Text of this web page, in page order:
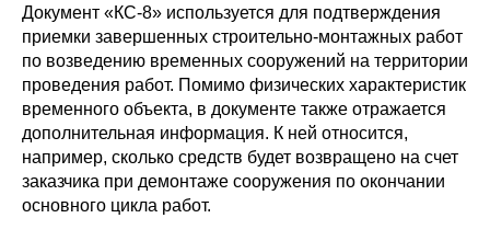
Документ «КС-8» используется для подтверждения
приемки завершенных строительно-монтажных работ
по возведению временных сооружений на территории
проведения работ. Помимо физических характеристик
временного объекта, в документе также отражается
дополнительная информация. К ней относится,
например, сколько средств будет возвращено на счет
заказчика при демонтаже сооружения по окончании
основного цикла работ.